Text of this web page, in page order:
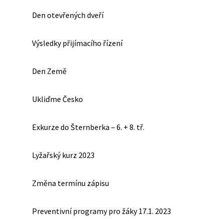
Den otevřených dveří
Výsledky přijímacího řízení
Den Země
Ukliďme Česko
Exkurze do Šternberka – 6. + 8. tř.
Lyžařský kurz 2023
Změna termínu zápisu
Preventivní programy pro žáky 17.1. 2023